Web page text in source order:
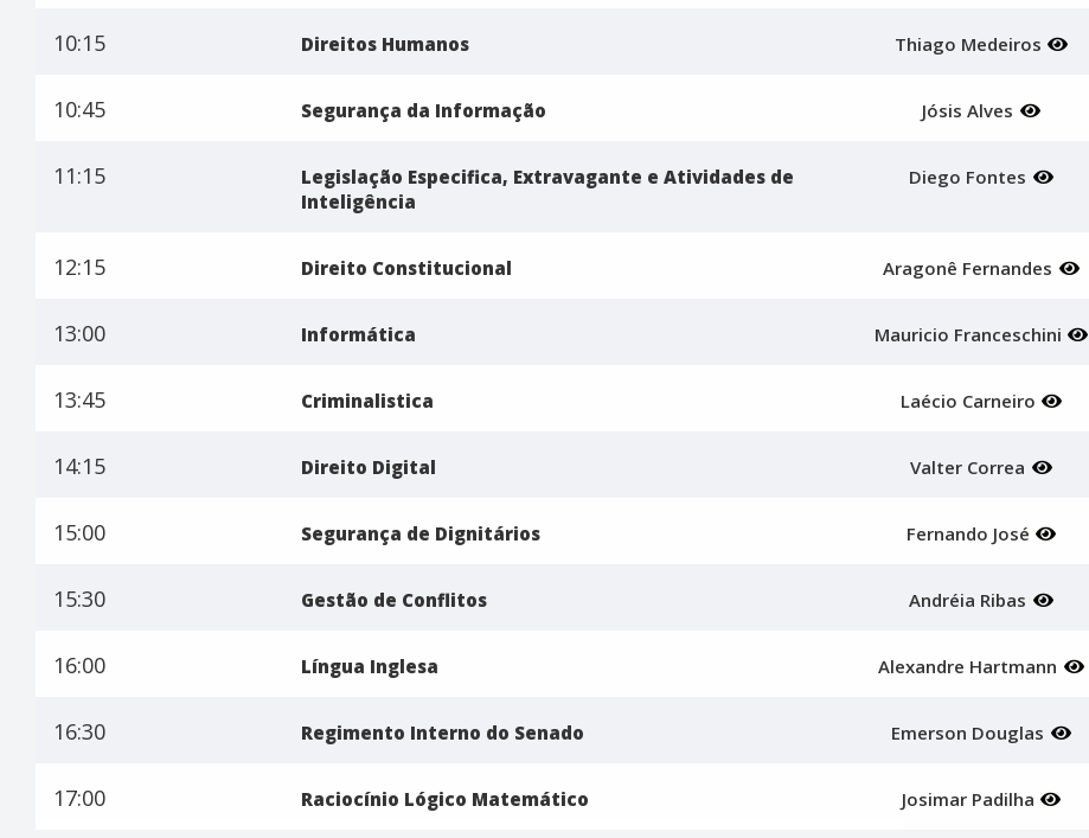
10:15 Direitos Humanos Thiago Medeiros
10:45 Segurança da Informação Jósis Alves
11:15
Legislação Especifica, Extravagante e Atividades de
Inteligência
Diego Fontes
12:15 Direito Constitucional Aragonê Fernandes
13:00 Informática Mauricio Franceschini
13:45 Criminalistica Laécio Carneiro
14:15 Direito Digital Valter Correa
15:00 Segurança de Dignitários Fernando José
15:30 Gestão de Conflitos Andréia Ribas
16:00 Língua Inglesa Alexandre Hartmann
16:30 Regimento Interno do Senado Emerson Douglas
17:00 Raciocínio Lógico Matemático Josimar Padilha